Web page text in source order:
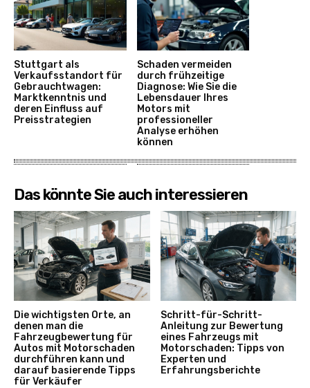
Stuttgart als
Verkaufsstandort für
Gebrauchtwagen:
Marktkenntnis und
deren Einfluss auf
Preisstrategien
Schaden vermeiden
durch frühzeitige
Diagnose: Wie Sie die
Lebensdauer Ihres
Motors mit
professioneller
Analyse erhöhen
können
Das könnte Sie auch interessieren
Die wichtigsten Orte, an
denen man die
Fahrzeugbewertung für
Autos mit Motorschaden
durchführen kann und
darauf basierende Tipps
für Verkäufer
Schritt-für-Schritt-
Anleitung zur Bewertung
eines Fahrzeugs mit
Motorschaden: Tipps von
Experten und
Erfahrungsberichte